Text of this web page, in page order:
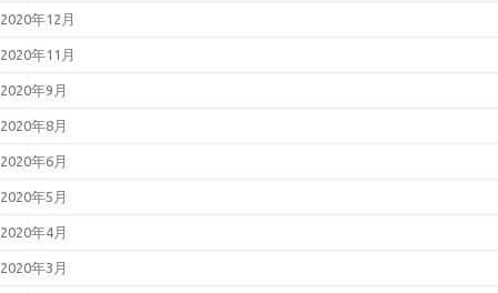
2020年12月
2020年11月
2020年9月
2020年8月
2020年6月
2020年5月
2020年4月
2020年3月